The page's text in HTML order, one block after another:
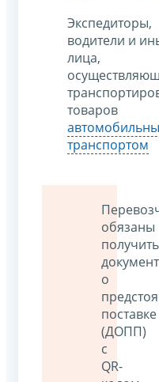
Экспедиторы,
водители и
лица,
товаров
транспортом
обязаны
получить
документ
о
поставке
(ДОПП)
с
QR-